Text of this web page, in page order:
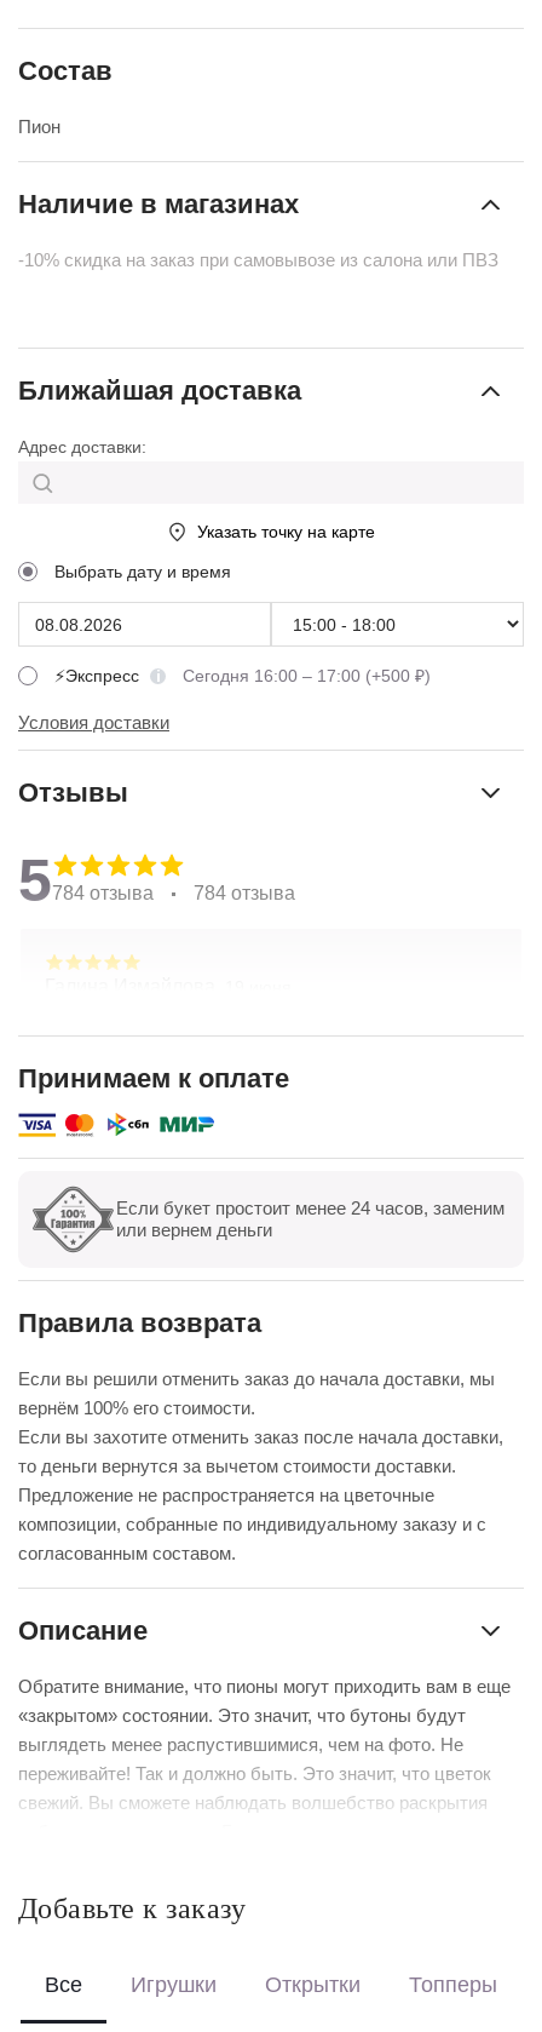
Состав
Пион
Наличие в магазинах
-10% скидка на заказ при самовывозе из салона или ПВЗ
Ближайшая доставка
Адрес доставки:
Указать точку на карте
Выбрать дату и время
⚡Экспресс Сегодня 16:00 – 17:00 (+500 ₽)
Условия доставки
Отзывы
5784 отзыва 784 отзыва
городе, заказываю через приложение. Всегда
доставка. Огромное спасибо за настроение
Показать все Оставить отзыв
Принимаем к оплате
Если букет простоит менее 24 часов, заменим
или вернем деньги
Правила возврата
Если вы решили отменить заказ до начала доставки, мы
вернём 100% его стоимости.
Если вы захотите отменить заказ после начала доставки,
то деньги вернутся за вычетом стоимости доставки.
Предложение не распространяется на цветочные
композиции, собранные по индивидуальному заказу и с
согласованным составом.
Описание
Обратите внимание, что пионы могут приходить вам в еще
«закрытом» состоянии. Это значит, что бутоны будут
выглядеть менее распустившимися, чем на фото. Не
переживайте! Так и должно быть. Это значит, что цветок
свежий. Вы сможете наблюдать волшебство раскрытия
Выберите формат оформления:
коробке с аквабоксом, чтобы цветы сохраняли свежесть в
Добавьте к заказу
Все Игрушки Открытки Топперы